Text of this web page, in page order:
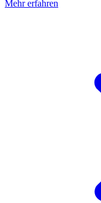
Mehr erfahren